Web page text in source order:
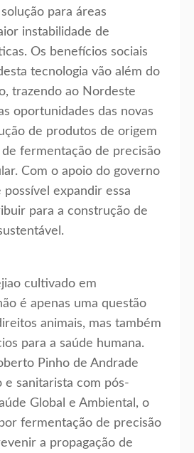
para áreas
instabilidade de
Os benefícios sociais
tecnologia vão além do
trazendo ao Nordeste
oportunidades das novas
de produtos de origem
fermentação de precisão
Com o apoio do governo
expandir essa
para a construção de
cultivado em
é apenas uma questão
animais, mas também
para a saúde humana.
Pinho de Andrade
e sanitarista com pós-
Global e Ambiental, o
fermentação de precisão
a propagação de